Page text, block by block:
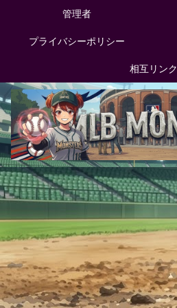
管理者
プライバシーポリシー
相互リンク